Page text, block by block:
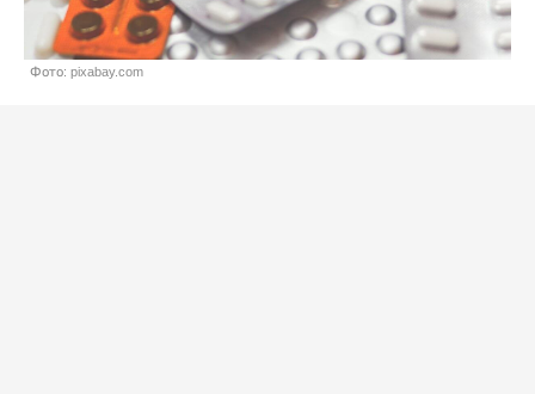
Фото: pixabay.com